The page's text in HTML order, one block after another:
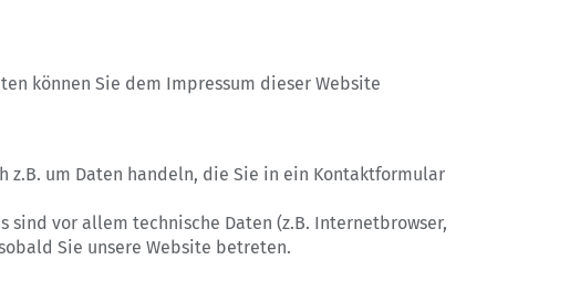
können Sie dem Impressum dieser Website
z.B. um Daten handeln, die Sie in ein Kontaktformular
sind vor allem technische Daten (z.B. Internetbrowser,
Sie unsere Website betreten.